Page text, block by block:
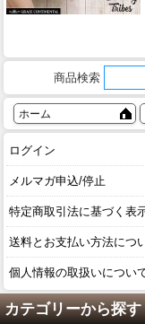
商品検索
ホーム
ログイン
メルマガ申込/停止
特定商取引法に基づく表
送料とお支払い方法につ
個人情報の取扱いについ
カテゴリーから探す